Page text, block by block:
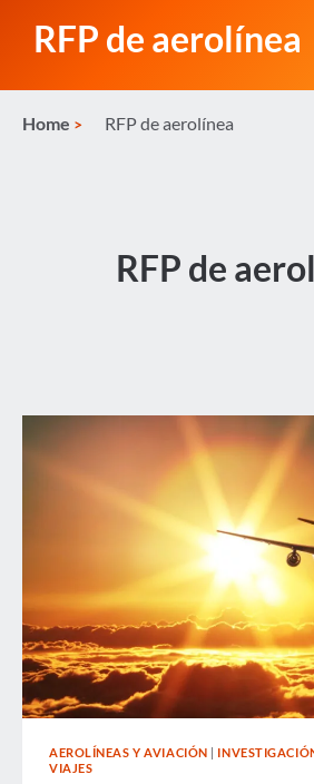
RFP de aerolínea
Home RFP de aerolínea
RFP de
AEROLÍNEAS Y AVIACIÓN |
VIAJES